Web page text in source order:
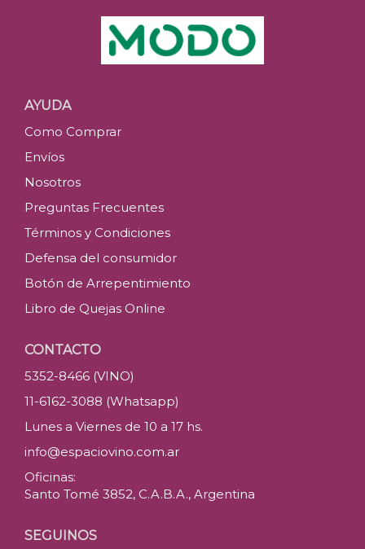
AYUDA
Como Comprar
Envíos
Nosotros
Preguntas Frecuentes
Términos y Condiciones
Defensa del consumidor
Botón de Arrepentimiento
Libro de Quejas Online
CONTACTO
5352-8466 (VINO)
11-6162-3088 (Whatsapp)
Lunes a Viernes de 10 a 17 hs.
info@espaciovino.com.ar
Oficinas:
Santo Tomé 3852, C.A.B.A., Argentina
SEGUINOS